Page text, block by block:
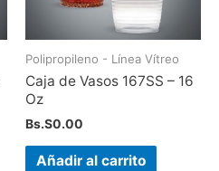
Polipropileno - Línea Vítreo
Caja de Vasos 167SS – 16
Oz
Bs.S0.00
Añadir al carrito